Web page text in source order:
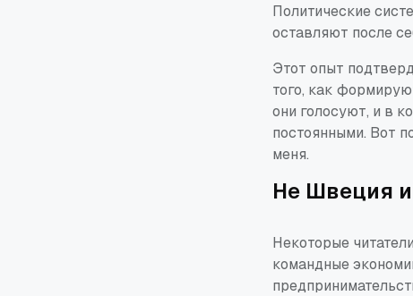
Политические
оставляют после
Этот опыт
того, как
они голосуют, и в
постоянными. Вот
меня.
Не Швеция
Некоторые
командные